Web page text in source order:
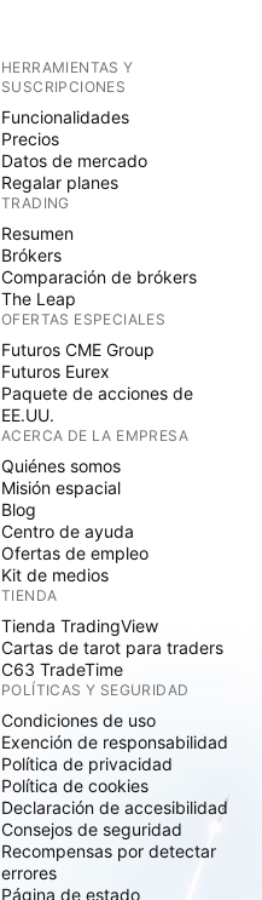
HERRAMIENTAS Y
SUSCRIPCIONES
Funcionalidades
Precios
Datos de mercado
Regalar planes
TRADING
Resumen
Brókers
Comparación de brókers
The Leap
OFERTAS ESPECIALES
Futuros CME Group
Futuros Eurex
Paquete de acciones de
EE.UU.
ACERCA DE LA EMPRESA
Quiénes somos
Misión espacial
Blog
Centro de ayuda
Ofertas de empleo
Kit de medios
TIENDA
Tienda TradingView
Cartas de tarot para traders
C63 TradeTime
POLÍTICAS Y SEGURIDAD
Condiciones de uso
Exención de responsabilidad
Política de privacidad
Política de cookies
Declaración de accesibilidad
Consejos de seguridad
Recompensas por detectar
errores
Página de estado